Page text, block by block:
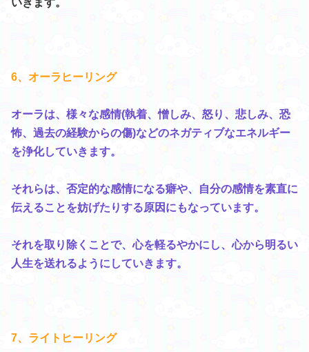
いきます。
6、オーラヒーリング
オーラは、様々な感情(執着、憎しみ、怒り、悲しみ、恐
怖、過去の経験からの傷)などのネガティブなエネルギー
を浄化していきます。
それらは、否定的な感情になる癖や、自分の感情を素直に
伝えることを妨げたりする原因にもなっています。
それを取り除くことで、心を軽るやかにし、心から明るい
人生を送れるようにしていきます。
7、ライトヒーリング